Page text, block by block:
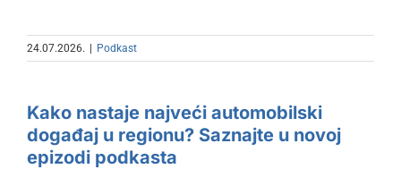
24.07.2026. Podkast
Kako nastaje najveći
Saznajte u novoj epizodi
podkasta
Kako nastaje najveći automobilski
događaj u regionu? Saznajte u novoj
epizodi podkasta